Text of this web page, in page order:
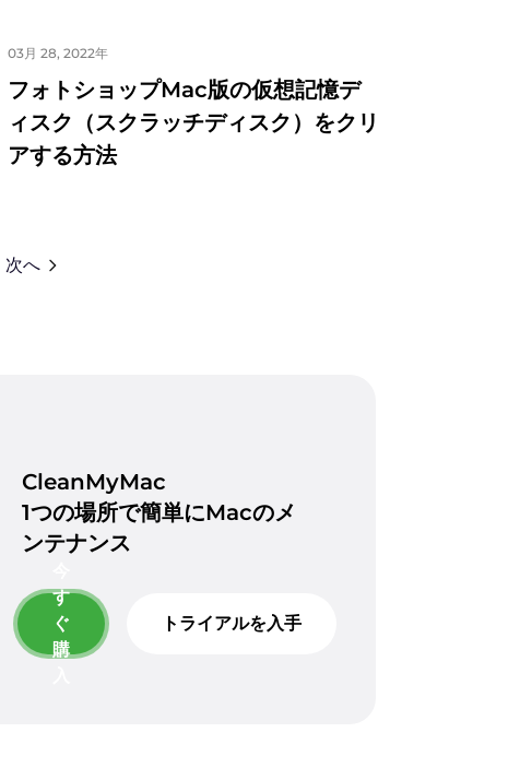
03月 28, 2022年
フォトショップMac版の仮想記憶デ
ィスク（スクラッチディスク）をクリ
アする方法
次へ
CleanMyMac
1つの場所で簡単にMacのメ
ンテナンス
す
ぐ
購
トライアルを入手